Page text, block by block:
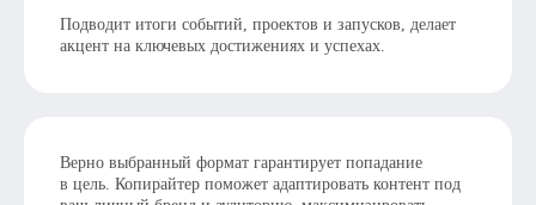
Подводит итоги событий, проектов и запусков, делает
акцент на ключевых достижениях и успехах.
Верно выбранный формат гарантирует попадание
в цель. Копирайтер поможет адаптировать контент под